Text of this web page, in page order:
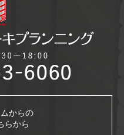
からの
らから